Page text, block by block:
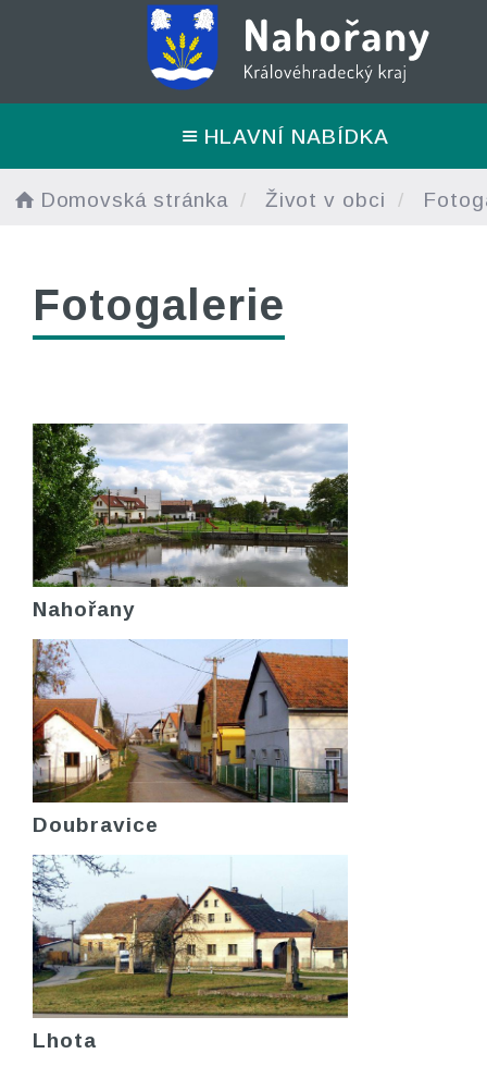
HLAVNÍ NABÍDKA
Domovská stránka Život v obci
Fotogalerie
Nahořany
Doubravice
Lhota